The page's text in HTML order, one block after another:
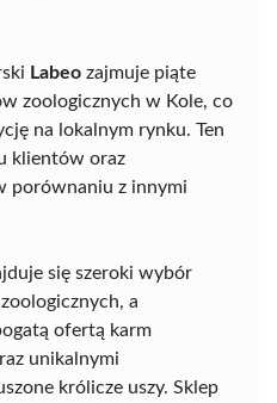
Labeo zajmuje piąte
zoologicznych w Kole, co
na lokalnym rynku. Ten
klientów oraz
porównaniu z innymi
się szeroki wybór
a
ofertą karm
unikalnymi
królicze uszy. Sklep